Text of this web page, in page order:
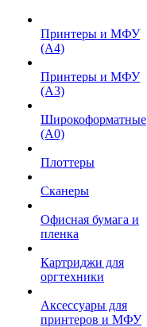
Принтеры и МФУ
(А4)
Принтеры и МФУ
(А3)
Широкоформатные
(А0)
Плоттеры
Сканеры
Офисная бумага и
пленка
Картриджи для
оргтехники
Аксессуары для
принтеров и МФУ